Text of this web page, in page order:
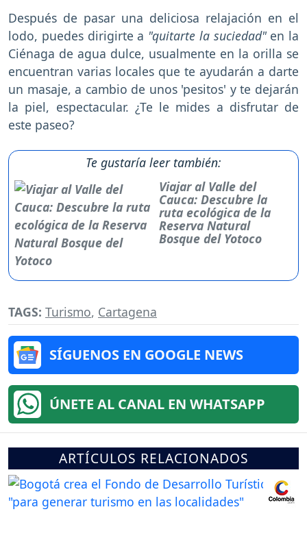
Después de pasar una deliciosa relajación en el
lodo, puedes dirigirte a "quitarte la suciedad" en la
Ciénaga de agua dulce, usualmente en la orilla se
encuentran varias locales que te ayudarán a darte
un masaje, a cambio de unos 'pesitos' y te dejarán
la piel, espectacular. ¿Te le mides a disfrutar de
este paseo?
Te gustaría leer también:
Viajar al Valle del
Cauca: Descubre la
ruta ecológica de la
Reserva Natural
Bosque del Yotoco
TAGS: Turismo, Cartagena
SÍGUENOS EN GOOGLE NEWS
ÚNETE AL CANAL EN WHATSAPP
ARTÍCULOS RELACIONADOS